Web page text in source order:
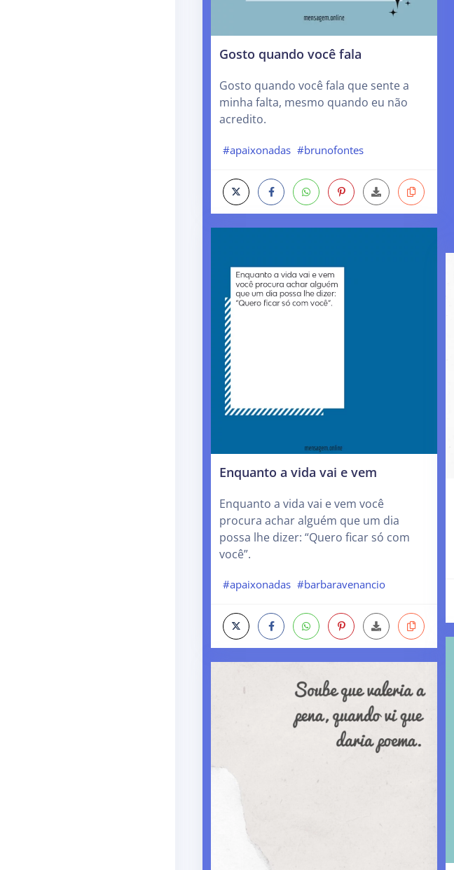
Gosto quando você fala
Gosto quando você fala que sente a
minha falta, mesmo quando eu não
acredito.
#apaixonadas #brunofontes
Enquanto a vida vai e vem
Enquanto a vida vai e vem você
procura achar alguém que um dia
possa lhe dizer: “Quero ficar só com
você”.
#apaixonadas #barbaravenancio